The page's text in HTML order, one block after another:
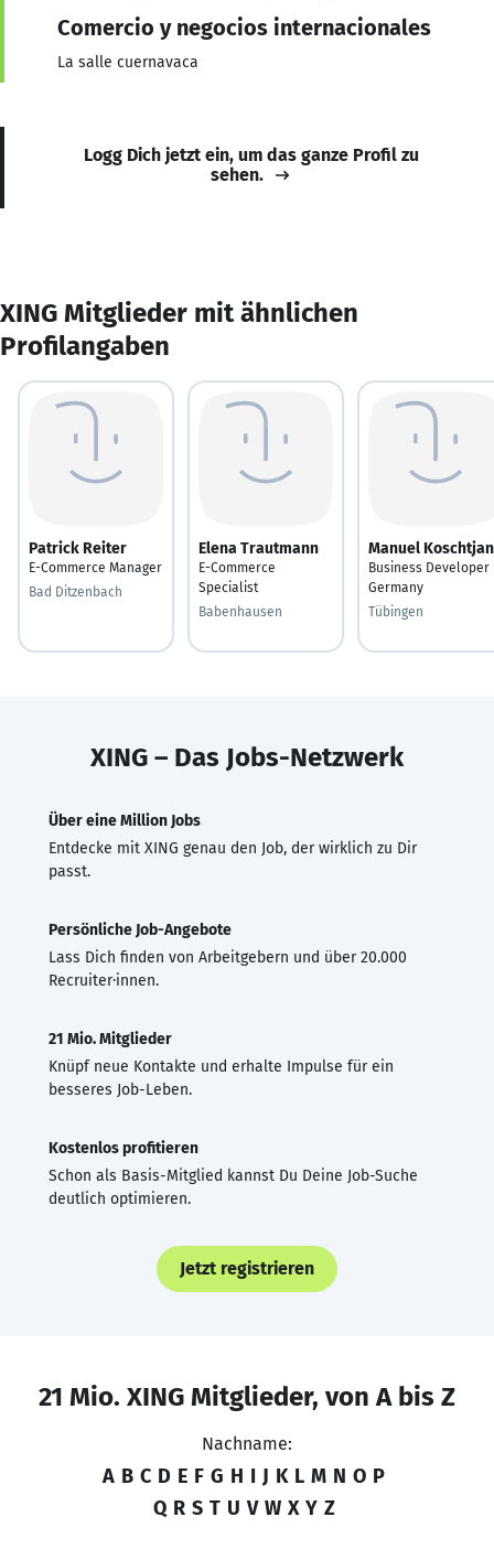
Comercio y negocios internacionales
La salle cuernavaca
Logg Dich jetzt ein, um das ganze Profil zu
sehen.
XING Mitglieder mit ähnlichen
Profilangaben
Patrick Reiter
E-Commerce Manager
Bad Ditzenbach
Elena Trautmann
E-Commerce
Specialist
Babenhausen
Manuel Koschtjan
Business Developer
Germany
Tübingen
XING – Das Jobs-Netzwerk
Über eine Million Jobs
Entdecke mit XING genau den Job, der wirklich zu Dir
passt.
Persönliche Job-Angebote
Lass Dich finden von Arbeitgebern und über 20.000
Recruiter·innen.
21 Mio. Mitglieder
Knüpf neue Kontakte und erhalte Impulse für ein
besseres Job-Leben.
Kostenlos profitieren
Schon als Basis-Mitglied kannst Du Deine Job-Suche
deutlich optimieren.
Jetzt registrieren
21 Mio. XING Mitglieder, von A bis Z
Nachname:
A B C D E F G H I J K L M N O P
Q R S T U V W X Y Z